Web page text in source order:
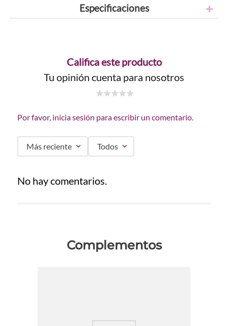
Especificaciones
Califica este producto
Tu opinión cuenta para nosotros
Por favor, inicia sesión para escribir un comentario.
Más reciente Todos
No hay comentarios.
Complementos